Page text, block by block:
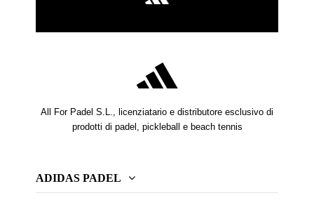
All For Padel S.L., licenziatario e distributore esclusivo di
prodotti di padel, pickleball e beach tennis
ADIDAS PADEL